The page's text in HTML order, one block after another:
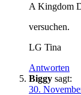
A Kingdom
versuchen.
LG Tina
Antworten
Biggy sagt:
30.